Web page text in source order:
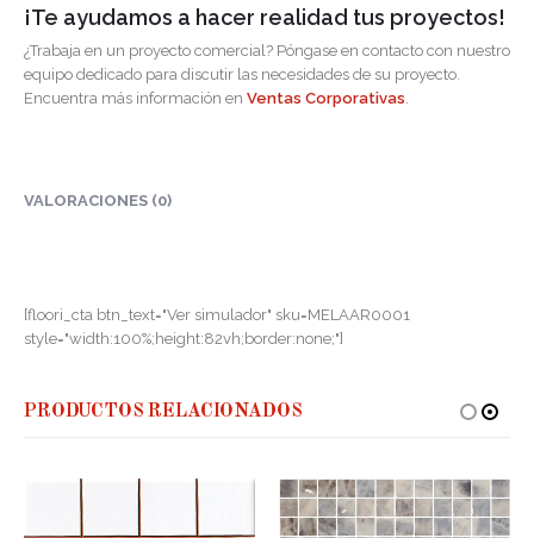
¡Te ayudamos a hacer realidad tus proyectos!
¿Trabaja en un proyecto comercial? Póngase en contacto con nuestro
equipo dedicado para discutir las necesidades de su proyecto.
Encuentra más información en Ventas Corporativas.
VALORACIONES (0)
[floori_cta btn_text="Ver simulador" sku=MELAAR0001
style="width:100%;height:82vh;border:none;"]
PRODUCTOS RELACIONADOS